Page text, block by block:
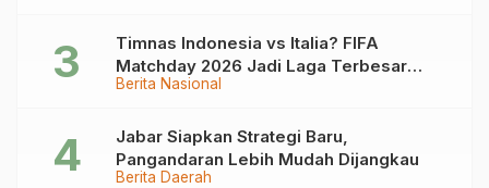
Berita Nasional
Timnas Indonesia vs Italia? FIFA
Matchday 2026 Jadi Laga Terbesar
Garuda!
Berita Daerah
Jabar Siapkan Strategi Baru,
Pangandaran Lebih Mudah Dijangkau